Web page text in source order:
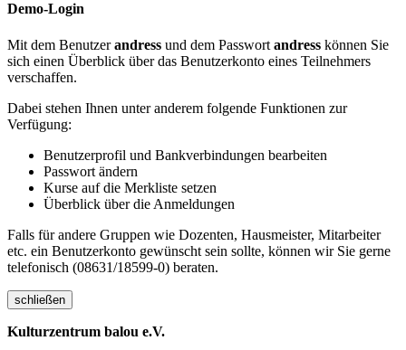
Demo-Login
Mit dem Benutzerandress und dem Passwort andress können Sie
sich einen Überblick über das Benutzerkonto eines Teilnehmers
verschaffen.
Dabei stehen Ihnen unter anderem folgende Funktionen zur
Verfügung:
Benutzerprofil und Bankverbindungen bearbeiten
Passwort ändern
Kurse auf die Merkliste setzen
Überblick über die Anmeldungen
Falls für andere Gruppen wie Dozenten, Hausmeister, Mitarbeiter
etc. ein Benutzerkonto gewünscht sein sollte, können wir Sie gerne
telefonisch (08631/18599-0) beraten.
schließen
Kulturzentrum balou e.V.